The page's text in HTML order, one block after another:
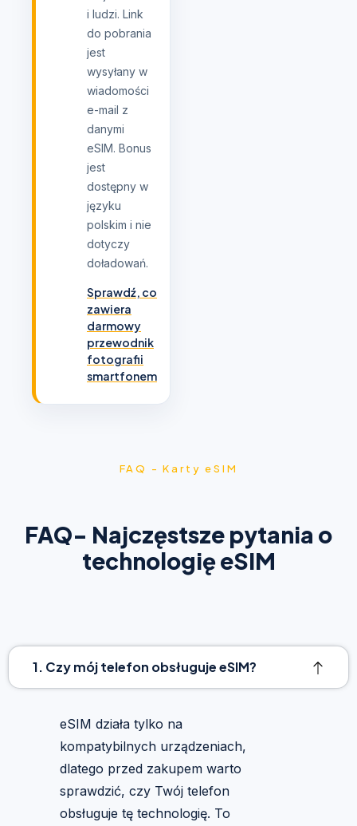
i ludzi. Link
do pobrania
jest
wysyłany w
wiadomości
e-mail z
danymi
eSIM. Bonus
jest
dostępny w
języku
polskim i nie
dotyczy
doładowań.
Sprawdź, co
zawiera
darmowy
przewodnik
fotografii
smartfonem
FAQ - Karty eSIM
FAQ- Najczęstsze pytania o
technologię eSIM
1. Czy mój telefon obsługuje eSIM?
eSIM działa tylko na
kompatybilnych urządzeniach,
dlatego przed zakupem warto
sprawdzić, czy Twój telefon
obsługuje tę technologię. To